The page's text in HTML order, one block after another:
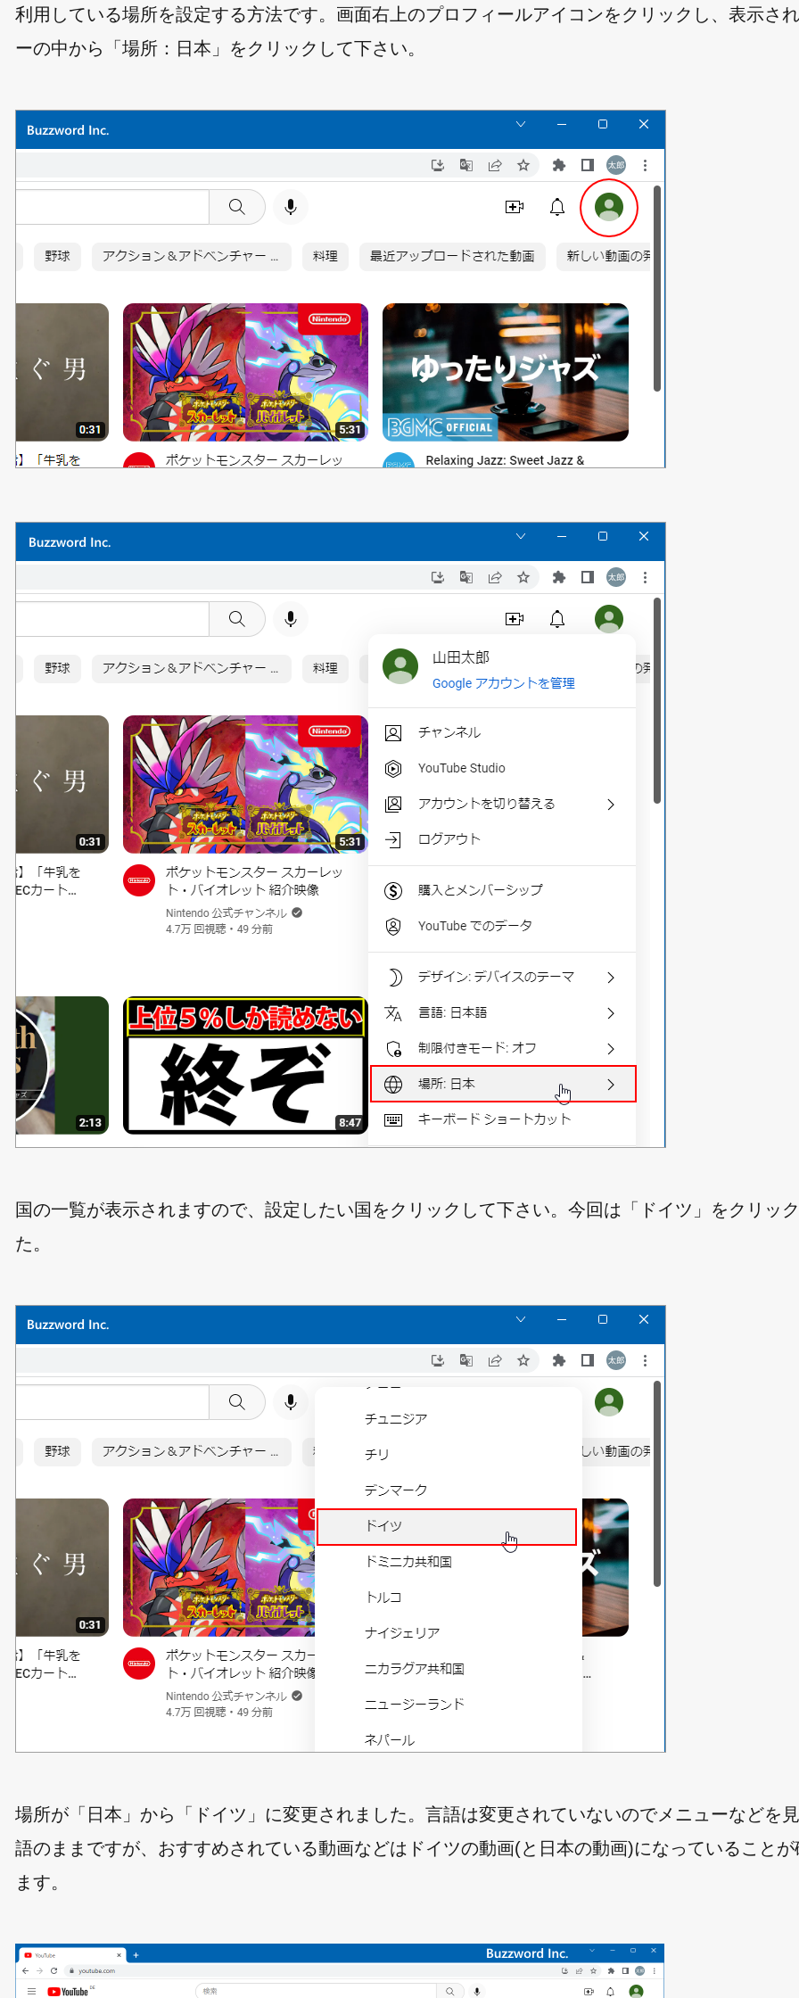
利用している場所を設定する方法です。画面右上のプロフィールアイコンをクリックし、表示さ
ーの中から「場所：日本」をクリックして下さい。
国の一覧が表示されますので、設定したい国をクリックして下さい。今回は「ドイツ」をクリッ
た。
場所が「日本」から「ドイツ」に変更されました。言語は変更されていないのでメニューなどを
語のままですが、おすすめされている動画などはドイツの動画(と日本の動画)になっていること
ます。